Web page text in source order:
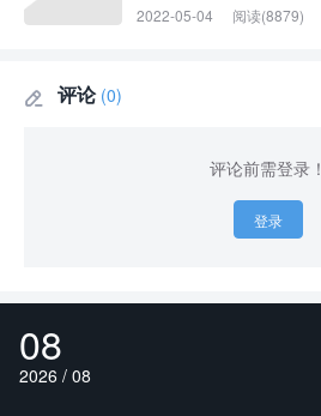
2022-05-04 阅读(8879)
 评论 (0)
评论前需登录！
登录
08
2026 / 08